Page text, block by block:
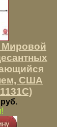
Мировой
США